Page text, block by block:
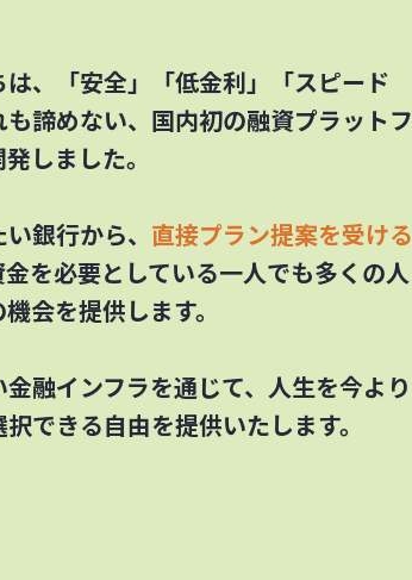
、「安全」「低金利」「スピード
諦めない、国内初の融資プラットフ
しました。
銀行から、 直接プラン提案を受ける
金を必要としている一人でも多くの人
会を提供します。
金融インフラを通じて、人生を今より
できる自由を提供いたします。